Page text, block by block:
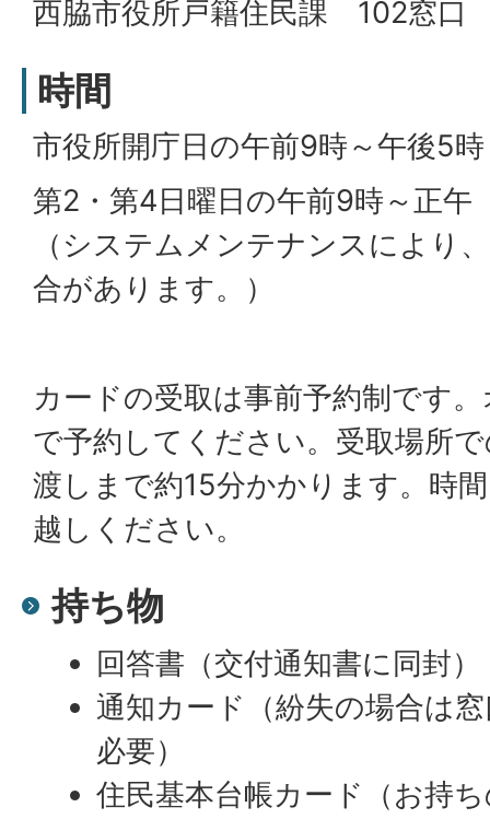
西脇市役所戸籍住民課 102窓口
時間
市役所開庁日の午前9時～午後5時
第2・第4日曜日の午前9時～正午
（システムメンテナンスにより
合があります。）
カードの受取は事前予約制です
で予約してください。受取場所
渡しまで約15分かかります。時
越しください。
持ち物
回答書（交付通知書に同封）
通知カード（紛失の場合は
必要）
住民基本台帳カード（お持